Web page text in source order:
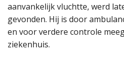
aanvankelijk vluchtte, werd
gevonden. Hij is door
en voor verdere controle
ziekenhuis.